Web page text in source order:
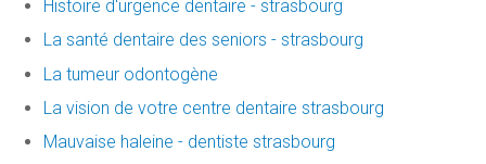
Histoire d'urgence dentaire - strasbourg
La santé dentaire des seniors - strasbourg
La tumeur odontogène
La vision de votre centre dentaire strasbourg
Mauvaise haleine - dentiste strasbourg